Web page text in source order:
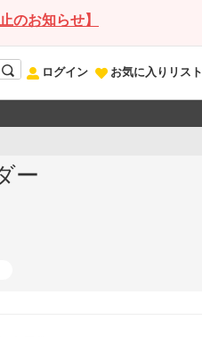
のお知らせ】
ログイン お気に入りリスト
ー